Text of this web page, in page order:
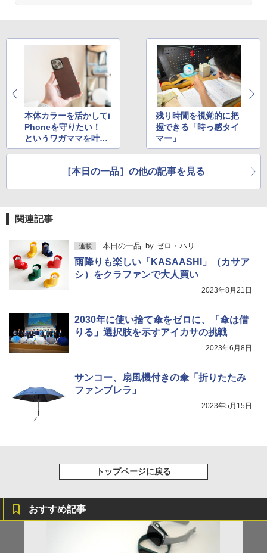
本体カラーを活かしてi
Phoneを守りたい！
というワガママを叶え
るケース「NOMAD M
残り時間を視覚的に把
握できる「時っ感タイ
マー」
［本日の一品］の他の記事を見る
関連記事
連載 本日の一品 by ゼロ・ハリ
雨降りも楽しい「KASAASHI」（カサア
シ）をクラファンで大人買い
2023年8月21日
2030年に使い捨て傘をゼロに、「傘は借
りる」選択肢を示すアイカサの挑戦
2023年6月8日
サンコー、扇風機付きの傘「折りたたみ
ファンブレラ」
2023年5月15日
トップページに戻る
おすすめ記事